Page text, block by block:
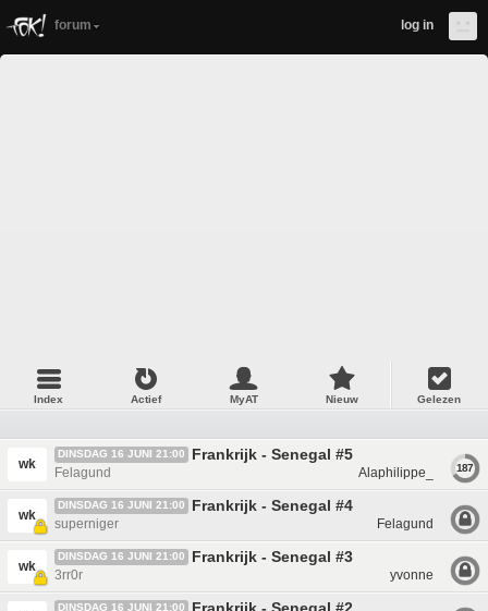
forum log in
Index Actief MyAT Nieuw Gelezen
wk
DINSDAG 16 JUNI 21:00 Frankrijk - Senegal #5
Felagund Alaphilippe_ 187
wk
DINSDAG 16 JUNI 21:00 Frankrijk - Senegal #4
superniger Felagund
wk
DINSDAG 16 JUNI 21:00 Frankrijk - Senegal #3
3rr0r yvonne
DINSDAG 16 JUNI 21:00